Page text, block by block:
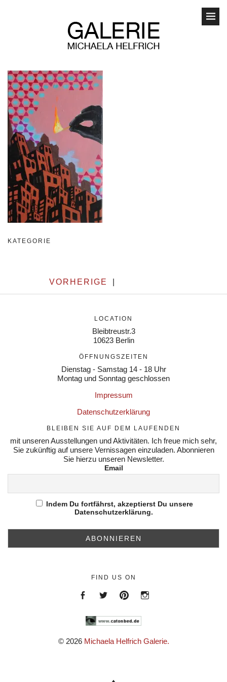
KATEGORIE
VORHERIGE
LOCATION
Bleibtreustr.3
10623 Berlin
ÖFFNUNGSZEITEN
Dienstag - Samstag 14 - 18 Uhr
Montag und Sonntag geschlossen
Impressum
Datenschutzerklärung
BLEIBEN SIE AUF DEM LAUFENDEN
mit unseren Ausstellungen und Aktivitäten. Ich freue mich sehr,
Sie zukünftig auf unsere Vernissagen einzuladen. Abonnieren
Sie hierzu unseren Newsletter.
Email
Indem Du fortfährst, akzeptierst Du unsere
Datenschutzerklärung.
FIND US ON
© 2026 Michaela Helfrich Galerie.